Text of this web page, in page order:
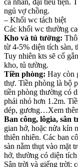
cá nhân, đại tiểu tiện.
ngủ vợ chồng.
– Khối wc tách biệt
Các khối wc thường
Kho và tủ tường:
từ 4-5% diện tích sàn,
Tuy nhiên kts sẽ cố
kho, tủ tường.
Tiền phòng: Hay còn
thự. Tiền phòng là bộ
tiền phòng thường có
phải nhỏ hơn 1.2m.
dép, gương…Xem
Ban công, lôgia, sân
gian hở, hoặc nửa kín
thiên nhiên. Các ban
sàn nằm thụt vào mặt
hở, thường có diện
Sân trời và giếng trời: